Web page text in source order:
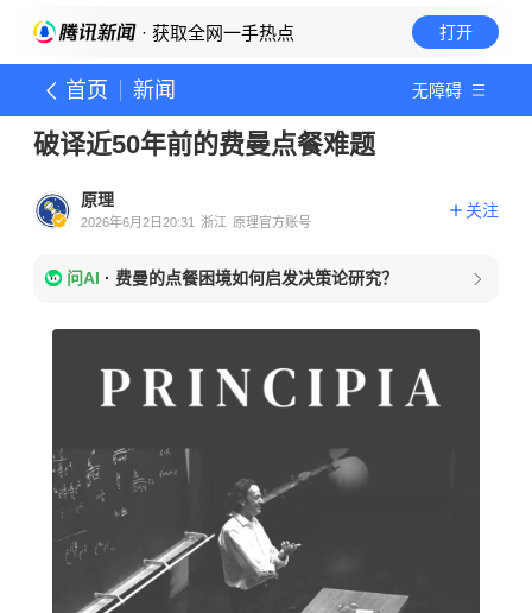
· 获取全网一手热点 打开
首页 新闻 无障碍
破译近50年前的费曼点餐难题
原理
2026年6月2日20:31 浙江 原理官方账号
关注
问AI · 费曼的点餐困境如何启发决策论研究？